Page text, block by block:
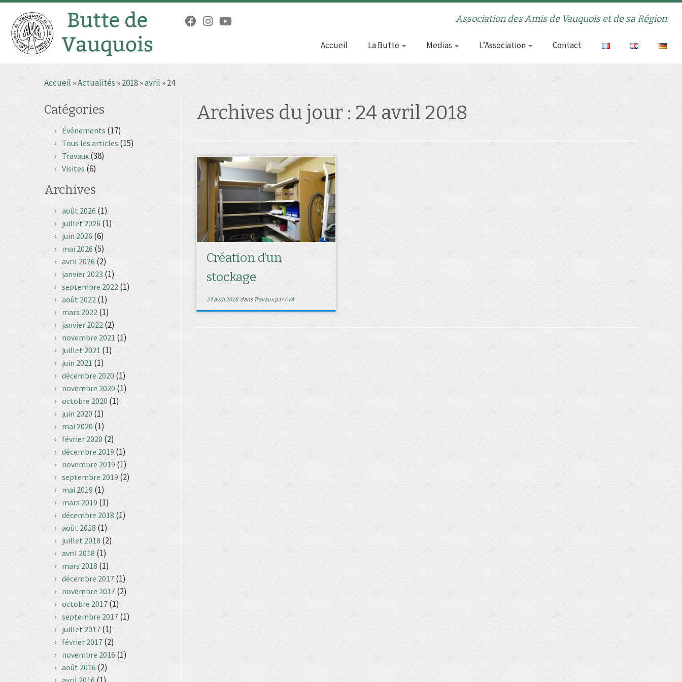
Association des Amis de Vauquois et de sa Région
Accueil La Butte Medias L’Association Contact
Accueil »Actualités»2018»avril »24
Catégories
Événements (17)
Tous les articles (15)
Travaux (38)
Visites (6)
Archives
août 2026 (1)
juillet 2026 (1)
juin 2026 (6)
mai 2026 (5)
avril 2026 (2)
janvier 2023 (1)
septembre 2022 (1)
août 2022 (1)
mars 2022 (1)
janvier 2022 (2)
novembre 2021 (1)
juillet 2021 (1)
juin 2021 (1)
décembre 2020 (1)
novembre 2020 (1)
octobre 2020 (1)
juin 2020 (1)
mai 2020 (1)
février 2020 (2)
décembre 2019 (1)
novembre 2019 (1)
septembre 2019 (2)
mai 2019 (1)
mars 2019 (1)
décembre 2018 (1)
août 2018 (1)
juillet 2018 (2)
avril 2018 (1)
mars 2018 (1)
décembre 2017 (1)
novembre 2017 (2)
octobre 2017 (1)
septembre 2017 (1)
juillet 2017 (1)
février 2017 (2)
novembre 2016 (1)
août 2016 (2)
avril 2016
Archives du jour : 24 avril 2018
Création d’un
stockage
24 avril 2018dans TravauxparAVA